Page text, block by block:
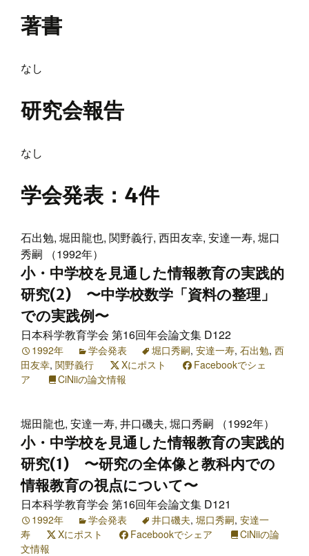
著書
なし
研究会報告
なし
学会発表 ：4件
石出勉, 堀田龍也, 関野義行, 西田友幸, 安達一寿, 堀口
秀嗣 （1992年）
小・中学校を見通した情報教育の実践的
研究(2) 〜中学校数学「資料の整理」
での実践例〜
日本科学教育学会 第16回年会論文集 D122
1992年 学会発表 堀口秀嗣, 安達一寿, 石出勉, 西
田友幸, 関野義行 Xにポスト
Facebookでシェ
ア
CiNiiの論文情報
堀田龍也, 安達一寿, 井口磯夫, 堀口秀嗣 （1992年）
小・中学校を見通した情報教育の実践的
研究(1) 〜研究の全体像と教科内での
情報教育の視点について〜
日本科学教育学会 第16回年会論文集 D121
1992年 学会発表 井口磯夫, 堀口秀嗣, 安達一
寿
Xにポスト Facebookでシェア
CiNiiの論
文情報